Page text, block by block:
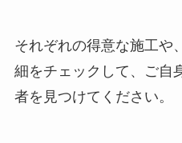
それぞれの得意な施工や
細をチェックして、ご自
者を見つけてください。